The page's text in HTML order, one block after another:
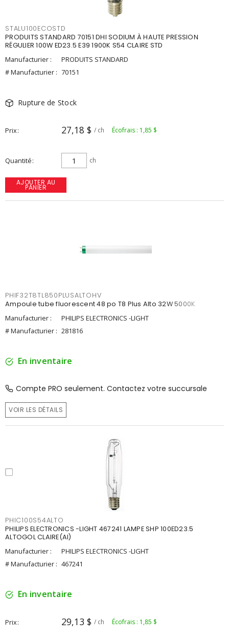
STALU100ECOSTD
PRODUITS STANDARD 70151 DHI SODIUM À HAUTE PRESSION
RÉGULIER 100W ED23.5 E39 1900K S54 CLAIRE STD
Manufacturier :
PRODUITS STANDARD
# Manufacturier : 70151
Rupture de Stock
Prix 27,18 $ / ch Écofrais : 1,85 $
Quantité ch
AJOUTER AU
PANIER
PHIF32T8TL850PLUSALTOHV
Ampoule tube fluorescent 48 po T8 Plus Alto 32W 5000K
Manufacturier :
PHILIPS ELECTRONICS -LIGHT
# Manufacturier : 281816
En inventaire
Compte PRO seulement. Contactez votre succursale
VOIR LES DÉTAILS
PHIC100S54ALTO
PHILIPS ELECTRONICS -LIGHT 467241 LAMPE SHP 100ED23.5
ALTOGOL CLAIRE(AI)
Manufacturier :
PHILIPS ELECTRONICS -LIGHT
# Manufacturier : 467241
En inventaire
Prix 29,13 $ / ch Écofrais : 1,85 $